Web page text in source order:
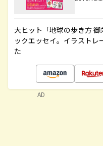
大ヒット「地球の歩き方
ックエッセイ。イラストレ
た
AD